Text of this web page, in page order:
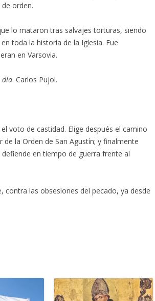
orden.
lo mataron tras salvajes torturas, siendo
toda la historia de la Iglesia. Fue
en Varsovia.
día. Carlos Pujol.
voto de castidad. Elige después el camino
la Orden de San Agustín; y finalmente
en tiempo de guerra frente al
contra las obsesiones del pecado, ya desde